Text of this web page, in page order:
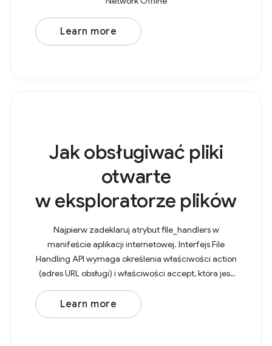
Learn more
Jak obsługiwać pliki
otwarte
w eksploratorze plików
Najpierw zadeklaruj atrybut file_handlers w
manifeście aplikacji internetowej. Interfejs File
Handling API wymaga określenia właściwości action
(adres URL obsługi) i właściwości accept, która jest
obiektem z typami MIME jako kluczami i tablicami
Learn more